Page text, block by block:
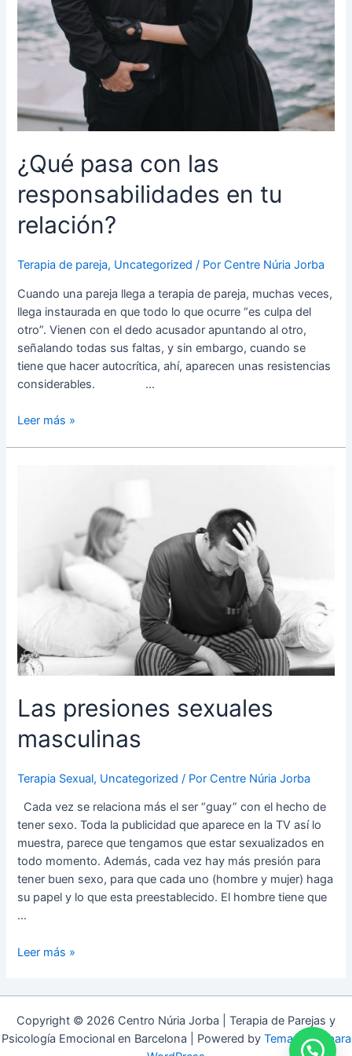
¿Qué pasa con las
responsabilidades en tu
relación?
Terapia de pareja, Uncategorized / PorCentre Núria Jorba
Cuando una pareja llega a terapia de pareja, muchas veces,
llega instaurada en que todo lo que ocurre “es culpa del
otro”. Vienen con el dedo acusador apuntando al otro,
señalando todas sus faltas, y sin embargo, cuando se
tiene que hacer autocrítica, ahí, aparecen unas resistencias
considerables. …
Leer más »
Las presiones sexuales
masculinas
Terapia Sexual, Uncategorized / PorCentre Núria Jorba
Cada vez se relaciona más el ser “guay” con el hecho de
tener sexo. Toda la publicidad que aparece en la TV así lo
muestra, parece que tengamos que estar sexualizados en
todo momento. Además, cada vez hay más presión para
tener buen sexo, para que cada uno (hombre y mujer) haga
su papel y lo que esta preestablecido. El hombre tiene que
…
Leer más »
Copyright © 2026 Centro Núria Jorba | Terapia de Parejas y
Psicología Emocional en Barcelona | Powered by Tema Astra para